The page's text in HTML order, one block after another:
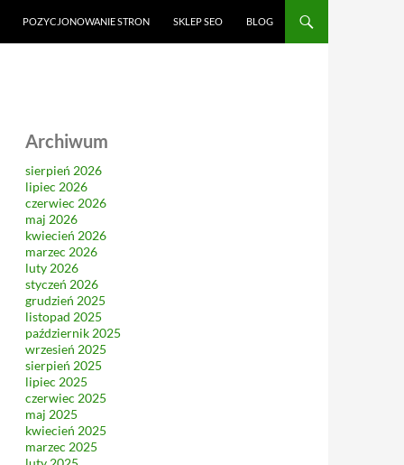
POZYCJONOWANIE STRON SKLEP SEO BLOG
Archiwum
sierpień 2026
lipiec 2026
czerwiec 2026
maj 2026
kwiecień 2026
marzec 2026
luty 2026
styczeń 2026
grudzień 2025
listopad 2025
październik 2025
wrzesień 2025
sierpień 2025
lipiec 2025
czerwiec 2025
maj 2025
kwiecień 2025
marzec 2025